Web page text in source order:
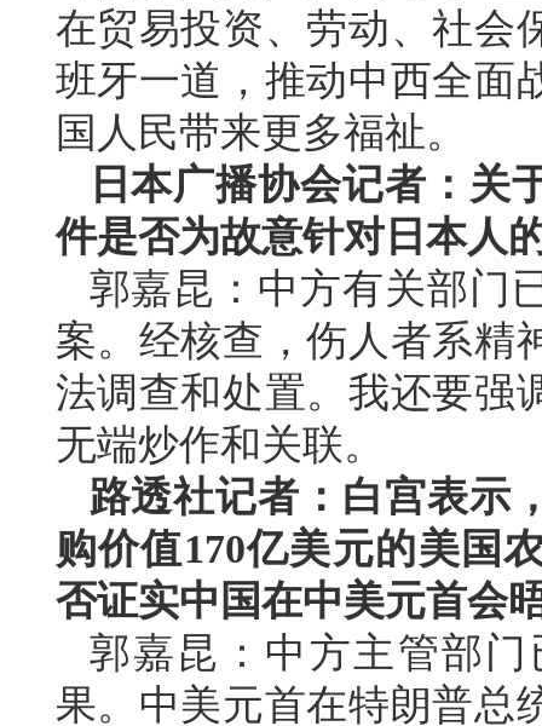
在贸易投资、劳动、社会
班牙一道，推动中西全面
国人民带来更多福祉。
日本广播协会记者：关
件是否为故意针对日本人
郭嘉昆：中方有关部门
案。经核查，伤人者系精
法调查和处置。我还要强
无端炒作和关联。
路透社记者：白宫表示
购价值170亿美元的美国
否证实中国在中美元首会
郭嘉昆：中方主管部
果。中美元首在特朗普总